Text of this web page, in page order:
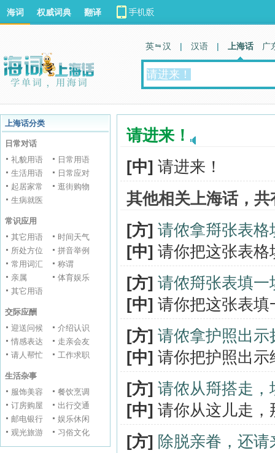
海词 权威词典 翻译
英 汉 | 汉语 | 上海话 广
上海话分类
日常对话
礼貌用语
日常用语
生活用语
日常应对
起居家常
逛街购物
生病就医
常识应用
其它用语
时间天气
所处方位
拼音举例
常用词汇
称谓
亲属
体育娱乐
其它用语
交际应酬
迎送问候
介绍认识
情感表达
走亲会友
请人帮忙
工作求职
生活杂事
服饰美容
餐饮烹调
订房购屋
出行交通
邮电银行
娱乐休闲
观光旅游
习俗文化
请进来！
[中] 请进来！
其他相关上海话，共
[方] 请侬拿搿张表
[中] 请你把这张表
[方] 请侬搿张表填
[中] 请你把这张表
[方] 请侬拿护照出
[中] 请你把护照出
[方] 请侬从搿搭走
[中] 请你从这儿走
[方] 除脱亲眷，还